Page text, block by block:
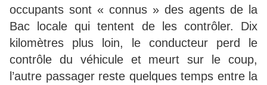
occupants sont « connus » des agents de la
Bac locale qui tentent de les contrôler. Dix
kilomètres plus loin, le conducteur perd le
contrôle du véhicule et meurt sur le coup,
l’autre passager reste quelques temps entre la